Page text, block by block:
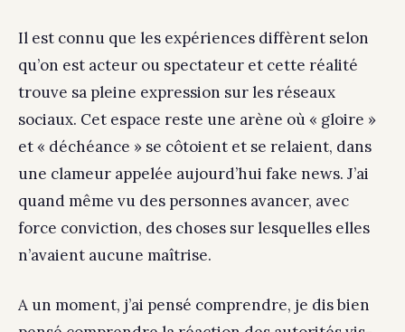
Il est connu que les expériences diffèrent selon
qu’on est acteur ou spectateur et cette réalité
trouve sa pleine expression sur les réseaux
sociaux. Cet espace reste une arène où « gloire »
et « déchéance » se côtoient et se relaient, dans
une clameur appelée aujourd’hui fake news. J’ai
quand même vu des personnes avancer, avec
force conviction, des choses sur lesquelles elles
n’avaient aucune maîtrise.
A un moment, j’ai pensé comprendre, je dis bien